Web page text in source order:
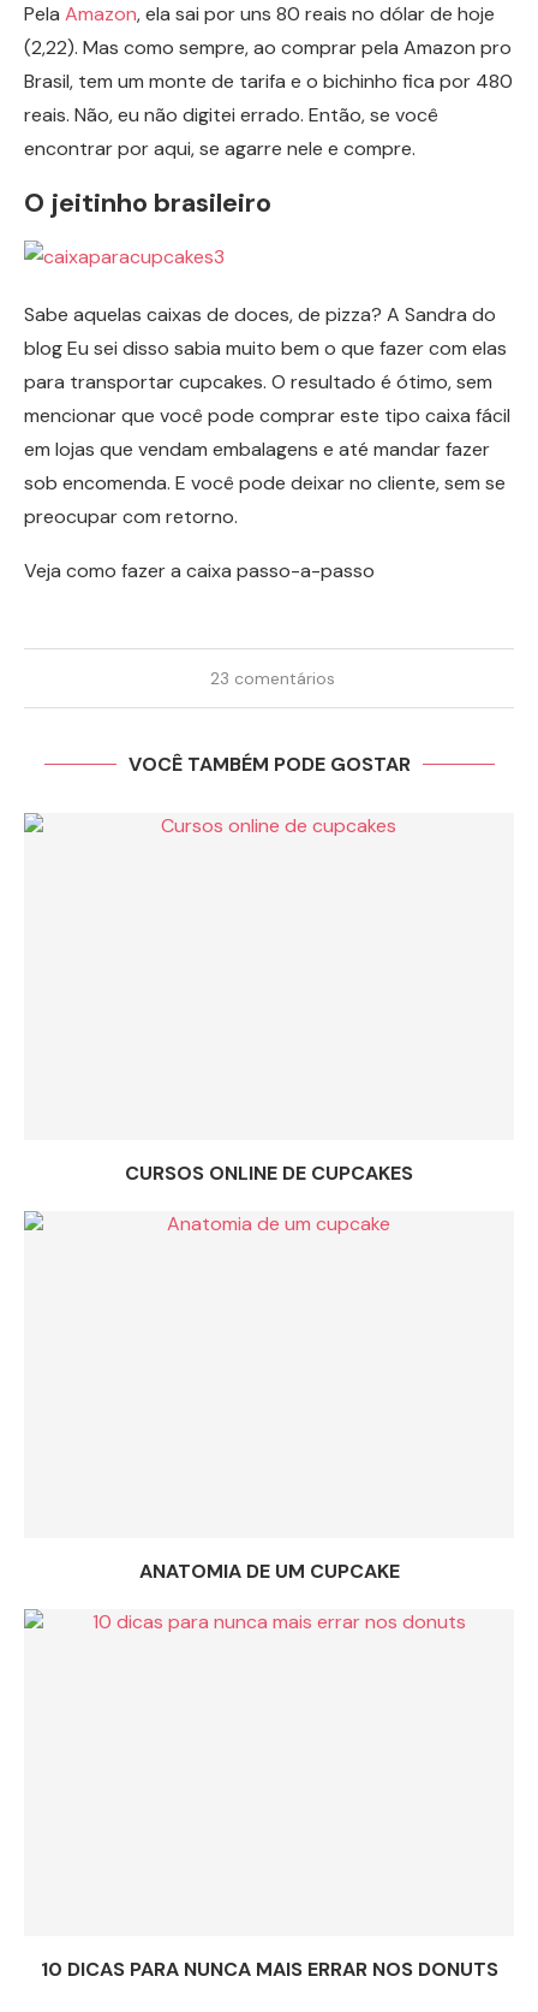
Pela Amazon, ela sai por uns 80 reais no dólar de hoje
(2,22). Mas como sempre, ao comprar pela Amazon pro
Brasil, tem um monte de tarifa e o bichinho fica por 480
reais. Não, eu não digitei errado. Então, se você
encontrar por aqui, se agarre nele e compre.
O jeitinho brasileiro
Sabe aquelas caixas de doces, de pizza? A Sandra do
blog Eu sei disso sabia muito bem o que fazer com elas
para transportar cupcakes. O resultado é ótimo, sem
mencionar que você pode comprar este tipo caixa fácil
em lojas que vendam embalagens e até mandar fazer
sob encomenda. E você pode deixar no cliente, sem se
preocupar com retorno.
Veja como fazer a caixa passo-a-passo
23 comentários
VOCÊ TAMBÉM PODE GOSTAR
CURSOS ONLINE DE CUPCAKES
ANATOMIA DE UM CUPCAKE
10 DICAS PARA NUNCA MAIS ERRAR NOS DONUTS